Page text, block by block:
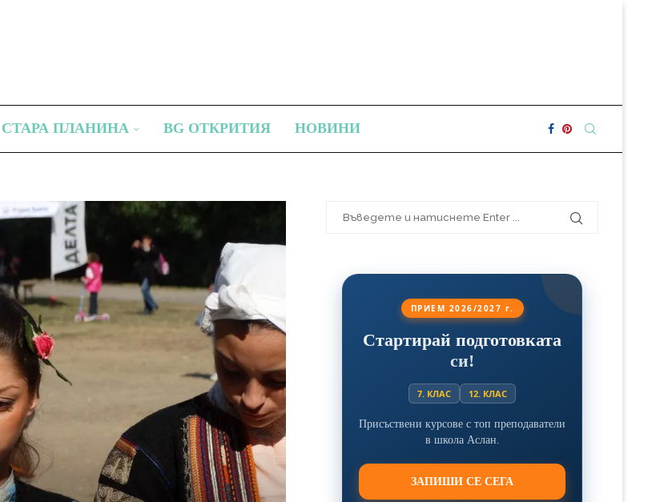
СТАРА ПЛАНИНА BG ОТКРИТИЯ НОВИНИ
ПРИЕМ 2026/2027 г.
Стартирай подготовката
си!
7. КЛАС 12. КЛАС
Присъствени курсове с топ преподаватели
в школа Аслан.
ЗАПИШИ СЕ СЕГА